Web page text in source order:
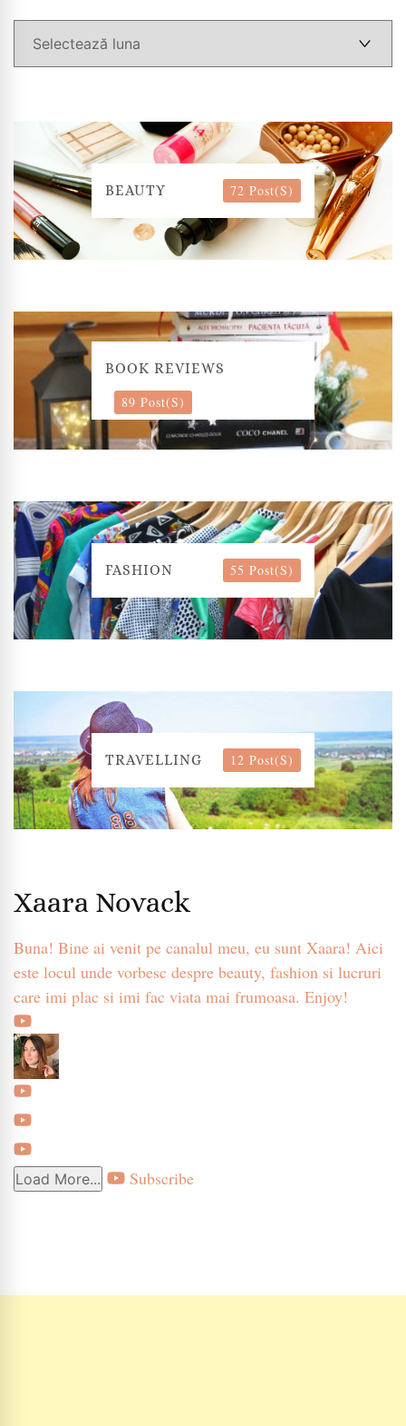
BEAUTY 72 Post(s)
BOOK REVIEWS
89 Post(s)
FASHION 55 Post(s)
TRAVELLING 12 Post(s)
Xaara Novack
Buna! Bine ai venit pe canalul meu, eu sunt Xaara! Aici
este locul unde vorbesc despre beauty, fashion si lucruri
care imi plac si imi fac viata mai frumoasa. Enjoy!
Load More... Subscribe